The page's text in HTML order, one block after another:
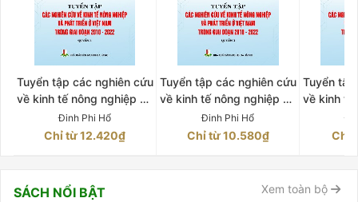
Tuyển tập các nghiên cứu
về kinh tế nông nghiệp và
phát triển ở Việt Nam
trong giai đoạn 2010-
Đinh Phi Hổ
Chỉ từ 12.420₫
Tuyển tập các nghiên cứu
về kinh tế nông nghiệp và
phát triển ở Việt Nam
trong giai đoạn 2010-
Đinh Phi Hổ
Chỉ từ 10.580₫
Tuyển
về kinh tế
phát
trong
Chỉ
SÁCH NỔI BẬT Xem toàn bộ